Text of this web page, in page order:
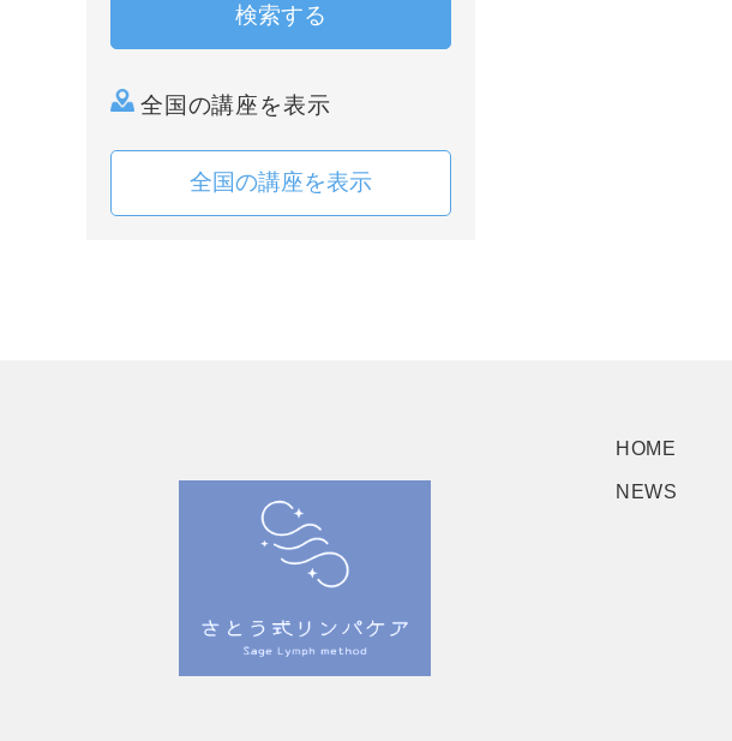
検索する
全国の講座を表示
全国の講座を表示
HOME
NEWS